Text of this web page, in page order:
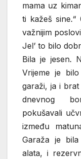
mama uz
ti kažeš sine.“
važnijim
Jel’ to bilo
Bila je jesen.
Vrijeme je
garaži, ja i
dnevnog
pokušavali
između
Garaža je
alata, i